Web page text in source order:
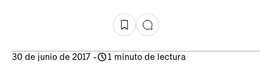
30 de junio de 2017 - 1 minuto de lectura